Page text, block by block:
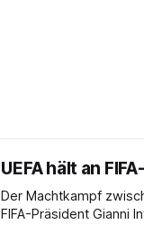
UEFA hält an
Der Machtkampf
FIFA-Präsident Gianni